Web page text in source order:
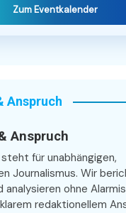
Zum Eventkalender
Anspruch
Anspruch
für unabhängigen,
Journalismus. Wir
analysieren ohne
redaktionellem